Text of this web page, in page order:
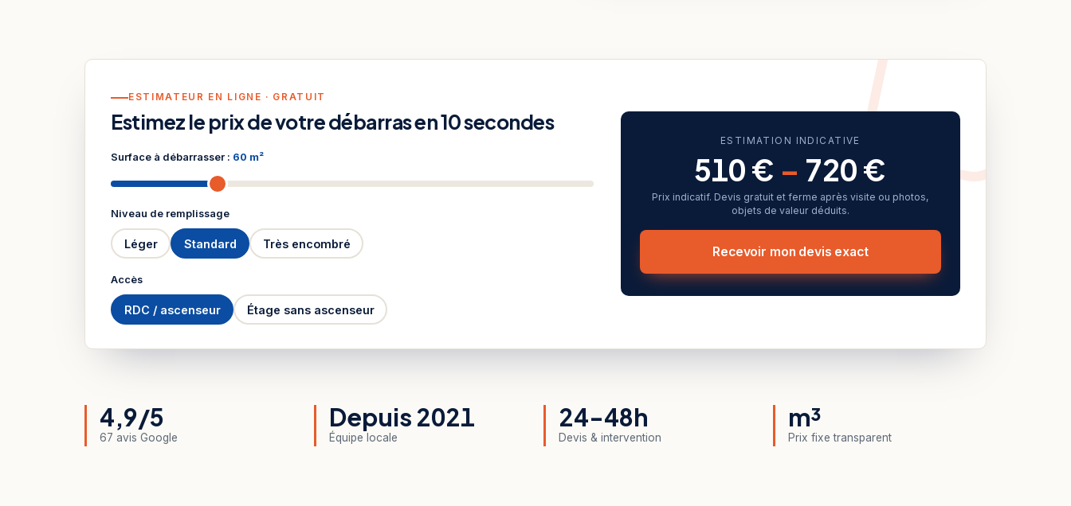
ESTIMATEUR EN LIGNE · GRATUIT
Estimez le prix de votre débarras en 10 secondes
Surface à débarrasser : 60 m²
Niveau de remplissage
Léger Standard Très encombré
Accès
RDC / ascenseur Étage sans ascenseur
ESTIMATION INDICATIVE
510 € – 720 €
Prix indicatif. Devis gratuit et ferme après visite ou photos,
objets de valeur déduits.
Recevoir mon devis exact
4,9/5
67 avis Google
Depuis 2021
Équipe locale
24-48h
Devis & intervention
m³
Prix fixe transparent